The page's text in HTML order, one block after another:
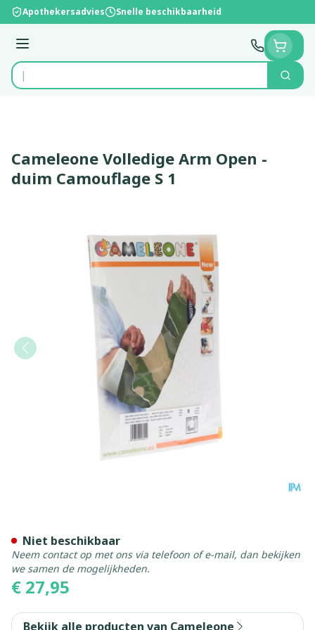
Ga naar de inhoud
Apothekersadvies Snelle beschikbaarheid
Menu
Product, merk, categorie...
Zoek
Cameleone Volledige Arm Open -
duim Camouflage S 1
€ 27,95
Niet beschikbaar
Neem contact op met ons via telefoon of e-mail, dan bekijken
we samen de mogelijkheden.
Bekijk alle producten van Cameleone